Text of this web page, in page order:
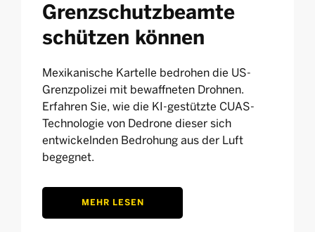
Grenzschutzbeamte
schützen können
Mexikanische Kartelle bedrohen die US-
Grenzpolizei mit bewaffneten Drohnen.
Erfahren Sie, wie die KI-gestützte CUAS-
Technologie von Dedrone dieser sich
entwickelnden Bedrohung aus der Luft
begegnet.
MEHR LESEN